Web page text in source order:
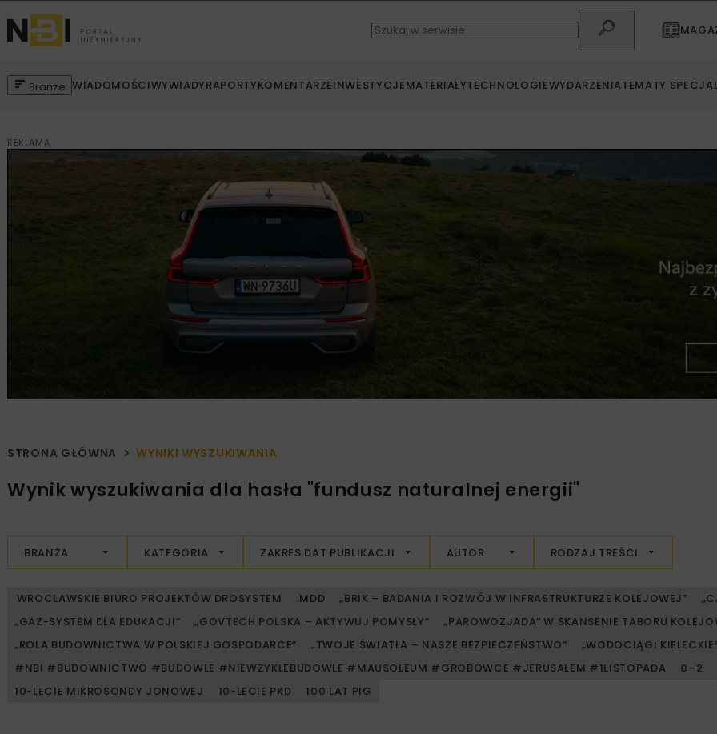
Branże WIADOMOŚCIWYWIADYRAPORTYKOMENTARZEINWESTYCJEMATERIAŁYTECHNOLOGIEWYDARZENIATEMATY
REKLAMA
STRONA GŁÓWNA WYNIKI WYSZUKIWANIA
Wynik wyszukiwania dla hasła "fundusz naturalnej energii"
BRANŻA KATEGORIA ZAKRES DAT PUBLIKACJI AUTOR RODZAJ TREŚCI
WROCŁAWSKIE BIURO PROJEKTÓW DROSYSTEM .MDD „BRIK – BADANIA I ROZWÓJ W INFRASTRUKTURZE KOLEJOWEJ”
„GAZ-SYSTEM DLA EDUKACJI”
„GOVTECH POLSKA – AKTYWUJ POMYSŁY”
„PAROWOZJADA” W SKANSENIE TABORU
„ROLA BUDOWNICTWA W POLSKIEJ GOSPODARCE”
„TWOJE ŚWIATŁA – NASZE BEZPIECZEŃSTWO”
„WODOCIĄGI
#NBI #BUDOWNICTWO #BUDOWLE #NIEWZYKŁEBUDOWLE #MAUSOLEUM #GROBOWCE #JERUSALEM #1LISTOPADA
0–2
10-LECIE MIKROSONDY JONOWEJ
10-LECIE PKD 100 LAT PIG